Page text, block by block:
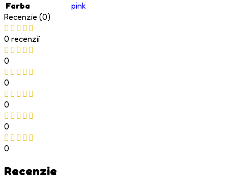
Farba
pink
Recenzie (0)
0 recenzií
0
0
0
0
0
Recenzie